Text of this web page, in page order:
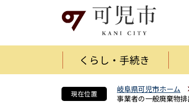
くらし・手続き
現在位置 岐阜県可児市ホーム
事業者の一般廃棄物排